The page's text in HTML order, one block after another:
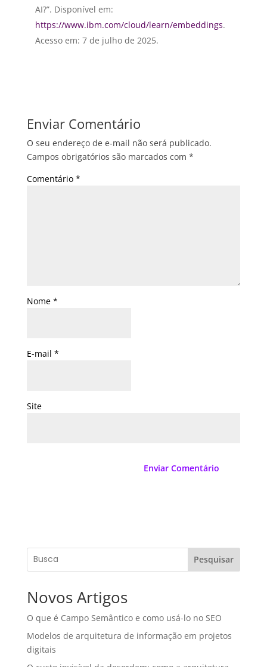
AI?”. Disponível em:
https://www.ibm.com/cloud/learn/embeddings.
Acesso em: 7 de julho de 2025.
Enviar Comentário
O seu endereço de e-mail não será publicado.
Campos obrigatórios são marcados com *
Comentário *
Nome *
E-mail *
Site
Pesquisar
Novos Artigos
O que é Campo Semântico e como usá-lo no SEO
Modelos de arquitetura de informação em projetos
digitais